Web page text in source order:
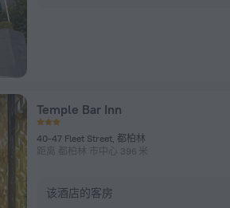
Temple Bar Inn
40-47 Fleet Street, 都柏林
距离 都柏林 市中心 396 米
该酒店的客房